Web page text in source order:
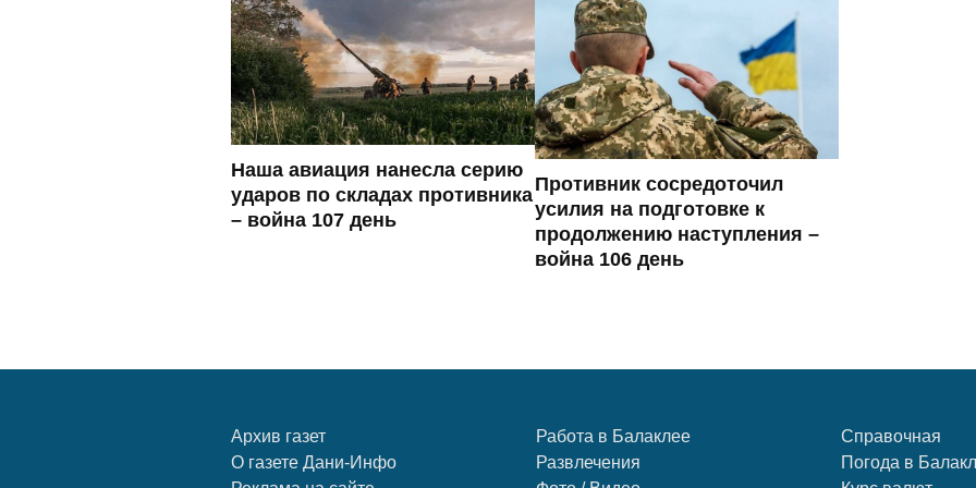
Наша авиация нанесла серию
ударов по складах противника
– война 107 день
Противник сосредоточил
усилия на подготовке к
продолжению наступления –
война 106 день
Архив газет
О газете Дани-Инфо
Работа в Балаклее
Развлечения
Справочная
Погода в